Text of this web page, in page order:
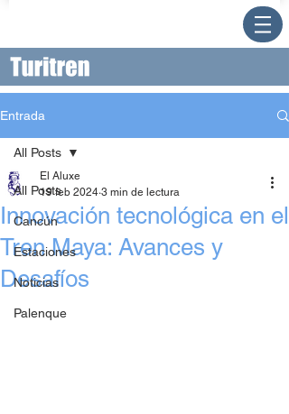
Entrada
All Posts
Cancún
Estaciones
Noticias
Palenque
All Posts
Innovación tecnológica en el
Tren Maya: Avances y
Desafíos
El Aluxe
19 feb 2024 3 min de lectura